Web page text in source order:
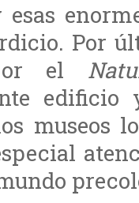
Por
el
museos